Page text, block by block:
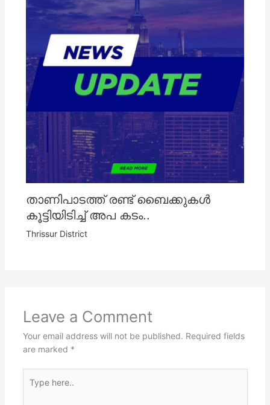
താണിപാടത്ത് രണ്ട് ബൈക്കുകൾ
കൂട്ടിയിടിച്ച് അപ കടം..
Thrissur District
Leave a Comment
Your email address will not be published. Required fields
are marked *
here..